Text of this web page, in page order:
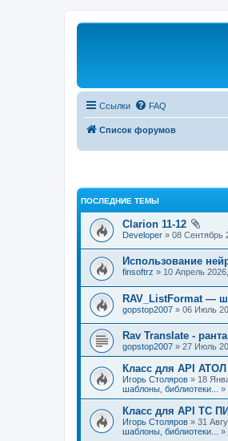
Ссылки FAQ
Список форумов
ПОСЛЕДНИЕ ТЕМЫ
Clarion 11-12
Developer » 08 Сентябрь
Использование
finsoftrz » 10 Апрель
RAV_ListFormat —
gopstop2007 » 06 Июль
Rav Translate -
gopstop2007 » 27 Июль
Класс для API
Игорь Столяров » 18
шаблоны, библиотеки... »
Класс для API ТС
Игорь Столяров » 31
шаблоны, библиотеки... »